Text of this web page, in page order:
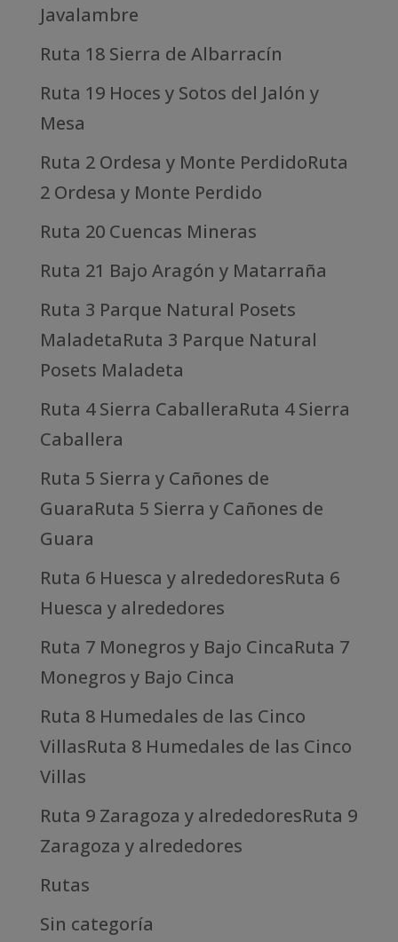
Javalambre
Ruta 18 Sierra de Albarracín
Ruta 19 Hoces y Sotos del Jalón y
Mesa
Ruta 2 Ordesa y Monte PerdidoRuta
2 Ordesa y Monte Perdido
Ruta 20 Cuencas Mineras
Ruta 21 Bajo Aragón y Matarraña
Ruta 3 Parque Natural Posets
MaladetaRuta 3 Parque Natural
Posets Maladeta
Ruta 4 Sierra CaballeraRuta 4 Sierra
Caballera
Ruta 5 Sierra y Cañones de
GuaraRuta 5 Sierra y Cañones de
Guara
Ruta 6 Huesca y alrededoresRuta 6
Huesca y alrededores
Ruta 7 Monegros y Bajo CincaRuta 7
Monegros y Bajo Cinca
Ruta 8 Humedales de las Cinco
VillasRuta 8 Humedales de las Cinco
Villas
Ruta 9 Zaragoza y alrededoresRuta 9
Zaragoza y alrededores
Rutas
Sin categoría